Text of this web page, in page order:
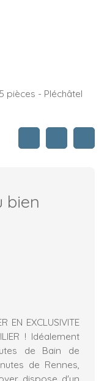
pièces - Pléchâtel
bien
EN EXCLUSIVITE
! Idéalement
de Bain de
de Rennes,
dispose d'un